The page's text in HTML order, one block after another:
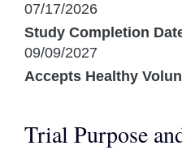
07/17/2026
Study Completion
09/09/2027
Accepts Healthy
Trial Purpose